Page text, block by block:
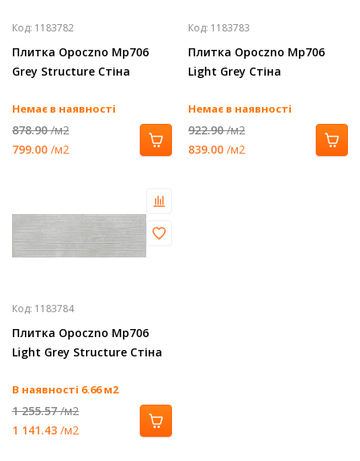
Код: 1183782
Плитка Opoczno Mp706
Grey Structure Стіна
Немає в наявності
878.90/м2
799.00 /м2
Код: 1183783
Плитка Opoczno Mp706
Light Grey Стіна
Немає в наявності
922.90/м2
839.00 /м2
Код: 1183784
Плитка Opoczno Mp706
Light Grey Structure Стіна
В наявності 6.66 м2
1 255.57/м2
1 141.43 /м2